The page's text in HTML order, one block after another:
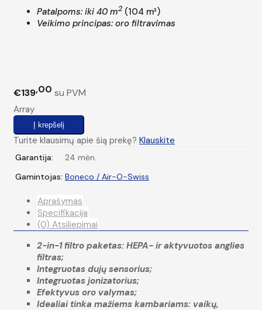
Patalpoms: iki 40 m2 (104 m³)
Veikimo principas: oro filtravimas
€139 00 su PVM
Array
Turite klausimų apie šią prekę? Klauskite
Garantija:
24 mėn.
Gamintojas: Boneco / Air-O-Swiss
Aprašymas
Specifikacija
(0) Atsiliepimai
2-in-1 filtro paketas: HEPA- ir aktyvuotos anglies
filtras;
Integruotas dujų sensorius;
Integruotas jonizatorius;
Efektyvus oro valymas;
Idealiai tinka mažiems kambariams: vaikų,